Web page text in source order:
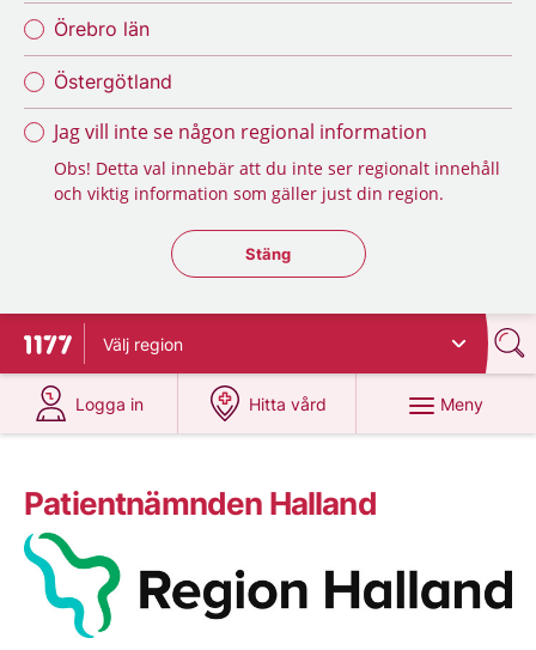
Örebro län
Östergötland
Jag vill inte se någon regional information
Obs! Detta val innebär att du inte ser regionalt innehåll
och viktig information som gäller just din region.
Stäng regionsväljaren
Stäng
Till startsidan för 1177
Välj region
Logga in
på 1177.se
Hitta vård
på 1177.se
Meny
Patientnämnden Halland